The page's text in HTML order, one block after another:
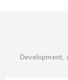
Development,